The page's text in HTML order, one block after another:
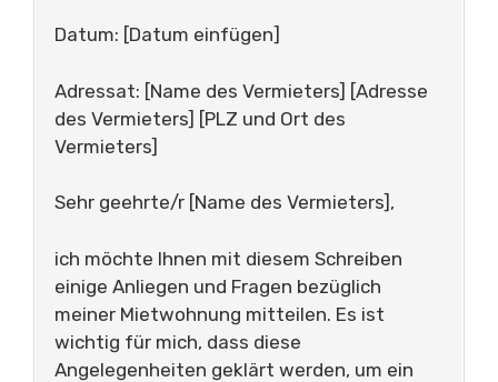
Datum: [Datum einfügen]
Adressat: [Name des Vermieters] [Adresse
des Vermieters] [PLZ und Ort des
Vermieters]
Sehr geehrte/r [Name des Vermieters],
ich möchte Ihnen mit diesem Schreiben
einige Anliegen und Fragen bezüglich
meiner Mietwohnung mitteilen. Es ist
wichtig für mich, dass diese
Angelegenheiten geklärt werden, um ein